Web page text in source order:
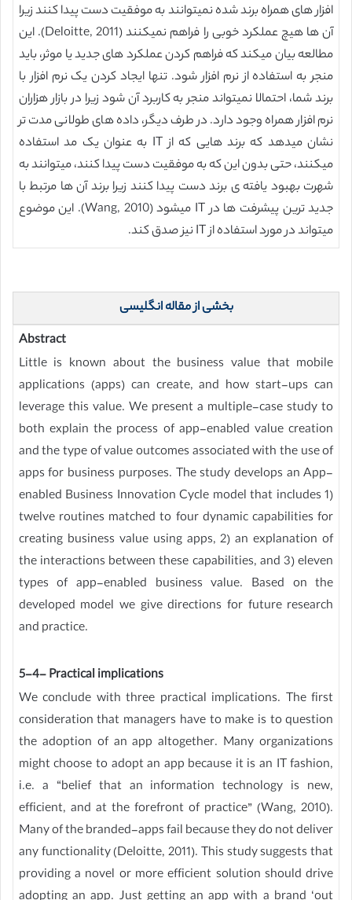
افزار های همراه برند شده نمیتوانند به موفقیت دست پیدا کنند زیرا
آن ها هیچ عملکرد خوبی را فراهم نمیکنند (Deloitte, 2011). این
مطالعه بیان میکند که فراهم کردن عملکرد های جدید یا موثر، باید
منجر به استفاده از نرم افزار شود. تنها ایجاد کردن یک نرم افزار با
برند شما، احتمالا نمیتواند منجر به کاربرد آن شود زیرا در بازار هزاران
نرم افزار همراه وجود دارد. در طرف دیگر، داده های طولانی مدت تر
نشان میدهد که برند هایی که از IT به عنوان یک مد استفاده
میکنند، حتی بدون این که به موفقیت دست پیدا کنند، میتوانند به
شهرت بهبود یافته ی برند دست پیدا کنند زیرا برند آن ها مرتبط با
جدید ترین پیشرفت ها در IT میشود (Wang, 2010). این موضوع
میتواند در مورد استفاده از IT نیز صدق کند.
بخشی از مقاله انگلیسی
Abstract
Little is known about the business value that mobile
applications (apps) can create, and how start-ups can
leverage this value. We present a multiple-case study to
both explain the process of app-enabled value creation
and the type of value outcomes associated with the use of
apps for business purposes. The study develops an App-
enabled Business Innovation Cycle model that includes 1)
twelve routines matched to four dynamic capabilities for
creating business value using apps, 2) an explanation of
the interactions between these capabilities, and 3) eleven
types of app-enabled business value. Based on the
developed model we give directions for future research
and practice.
5-4- Practical implications
We conclude with three practical implications. The first
consideration that managers have to make is to question
the adoption of an app altogether. Many organizations
might choose to adopt an app because it is an IT fashion,
i.e. a “belief that an information technology is new,
efficient, and at the forefront of practice” (Wang, 2010).
Many of the branded-apps fail because they do not deliver
any functionality (Deloitte, 2011). This study suggests that
providing a novel or more efficient solution should drive